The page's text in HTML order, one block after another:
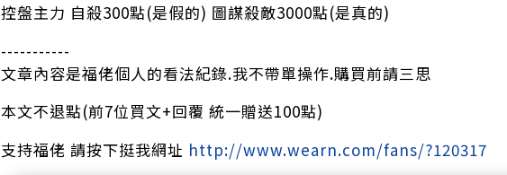
控盤主力 自殺300點(是假的) 圖謀殺敵3000點(是真的)
-----------
文章內容是福佬個人的看法紀錄.我不帶單操作.購買前請三思
本文不退點(前7位買文+回覆 統一贈送100點)
支持福佬 請按下挺我網址 http://www.wearn.com/fans/?120317